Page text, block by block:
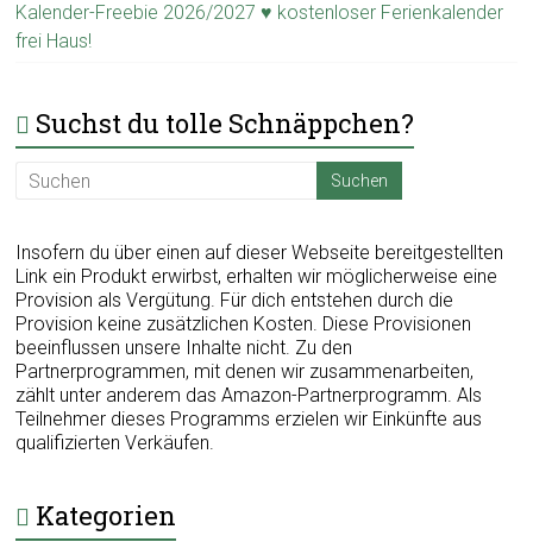
Kalender-Freebie 2026/2027 ♥ kostenloser Ferienkalender
frei Haus!
Suchst du tolle Schnäppchen?
Insofern du über einen auf dieser Webseite bereitgestellten
Link ein Produkt erwirbst, erhalten wir möglicherweise eine
Provision als Vergütung. Für dich entstehen durch die
Provision keine zusätzlichen Kosten. Diese Provisionen
beeinflussen unsere Inhalte nicht. Zu den
Partnerprogrammen, mit denen wir zusammenarbeiten,
zählt unter anderem das Amazon-Partnerprogramm. Als
Teilnehmer dieses Programms erzielen wir Einkünfte aus
qualifizierten Verkäufen.
Kategorien